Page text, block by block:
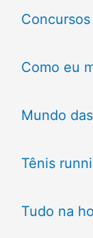
Como eu
Mundo
Tênis
Tudo na